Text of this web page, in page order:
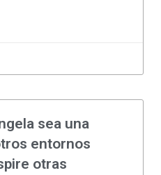
sea una
entornos
otras